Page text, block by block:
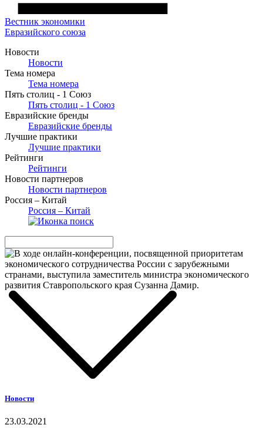
Вестник экономики
Евразийского союза
Новости
Новости
Тема номера
Тема номера
Пять столиц - 1 Союз
Пять столиц - 1 Союз
Евразийские бренды
Евразийские бренды
Лучшие практики
Лучшие практики
Рейтинги
Рейтинги
Новости партнеров
Новости партнеров
Россия – Китай
Россия – Китай
Новости
23.03.2021